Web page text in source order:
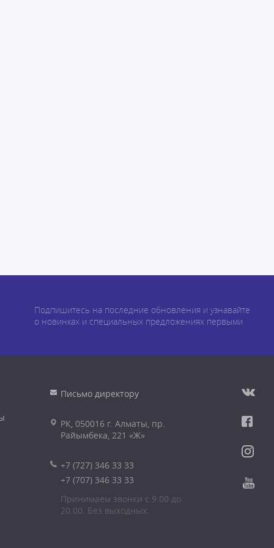
Подпишитесь на последние обновления и узнавайте
о новинках и специальных предложениях первыми
Письмо директору
РК, 050016 г. Алматы, пр.
Райымбека, 221 «Ж»
+7 (727) 346 33 33
+7 (707) 346 33 33
Принимаем звонки с 9.00 до
20.00. Без выходных.